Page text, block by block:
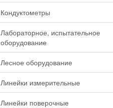
Кондуктометры
Лабораторное, испытательное
оборудование
Лесное оборудование
Линейки измерительные
Линейки поверочные